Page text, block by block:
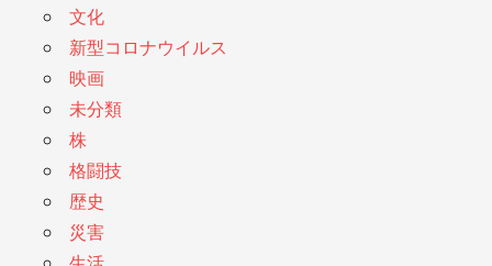
文化
新型コロナウイルス
映画
未分類
株
格闘技
歴史
災害